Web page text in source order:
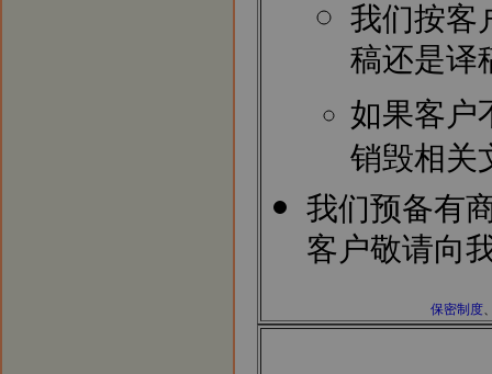
我们按客
稿还是译
如果客户
销毁相关
我们预备有
客户敬请向
保密制度